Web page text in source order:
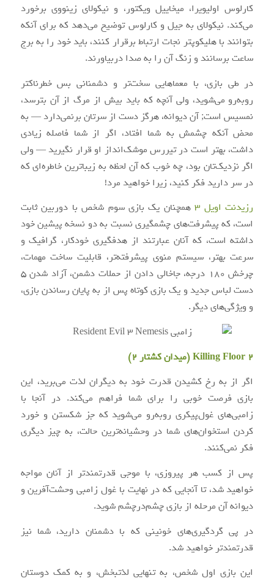
کارلوس اولیویرا، میخاییل ویکتور، و نیکولای زینووی برخورد
می‌کند. نیکولای به جیل و کارلوس توضیح می‌دهد که برای آنکه
بتوانند با هلیکوپتر نجات ارتباط برقرار کنند، باید خود را به برج
ساعت برسانند و زنگ آن را به صدا دربیاورند.
در طی بازی، با معماهایی سخت‌تر و دشمنانی بس خطرناکتر
روبه‌رو می‌شوید، ولی آنچه که باید بیش از مرگ از آن بترسد،
نمسیس است; آن دیوانه، هرگز دست از سرتان برنمی‌دارد — به
محض آنکه چشمش به شما افتاد، اگر از شما فاصله زیادی
داشت، بهتر است در تیررس موشک‌انداز او قرار نگیرید — ولی
اگر نزدیک‌تان بود، چه خوب که آن لحظه به زیباترین خاطره‌ای که
در سر دارید فکر کنید، زیرا خواهید مرد!
رزیدنت اویل ۳
همچنان یک بازی سوم شخص با دوربین ثابت
است، که پیشرفت‌های چشمگیری نسبت به دو نسخه پیشین خود
داشته است، که آنان عبارتند از هدفگیری خودکار، گرافیک و
سرعت بهتر، سیستم منوی پیشرفته‌تر، قابلیت ساخت مهمات،
چرخش ۱۸۰ درجه، جاخالی دادن از حملات دشمن، آزاد شدن ۵
دست لباس جدید و یک بازی کوتاه پس از به پایان رساندن بازی،
و ویژگی‌های دیگر.
Killing Floor 2 (میدان کشتار ۲)
اگر از به رخ کشیدن قدرت خود به دیگران لذت می‌برید، این
بازی فرصت خوبی را برای شما فراهم می‌کند. در آنجا با
زامبی‌های غول‌پیکری روبه‌رو می‌شوید که جز شکستن و خورد
کردن استخوان‌های شما در وحشیانه‌ترین حالت، به چیز دیگری
فکر نمی‌کنند.
پس از کسب هر پیروزی، با موجی قدرتمندتر از آنان مواجه
خواهید شد، تا آنجایی که در نهایت با غول زامبی وحشت‌آفرین و
دیوانه آن مرحله از بازی چشم‌درچشم شوید.
در پی گردگیری‌های خونینی که با دشمنان دارید، شما نیز
قدرتمندتر خواهید شد.
این بازی اول شخص، به تنهایی لذتبخش، و به کمک دوستان